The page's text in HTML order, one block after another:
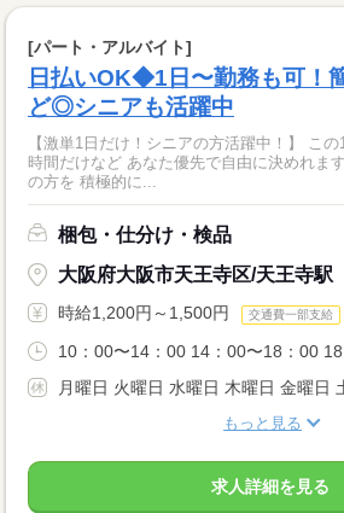
[パート・アルバイト]
日払いOK◆1日〜勤務も可！
ど◎シニアも活躍中
【激単1日だけ！シニアの方活躍中！】 この1日だけ,1ヵ月間だけ,4
時間だけなど あなた優先で自由に決めれます！ シニア・60代・
の方を 積極的に...
梱包・仕分け・検品
大阪府大阪市天王寺区/天王寺駅
時給1,200円～1,500円 交通費一部支給
10：00〜14：00 14：00〜18：00 18
月曜日 火曜日 水曜日 木曜日 金曜日
もっと見る
求人詳細を見る